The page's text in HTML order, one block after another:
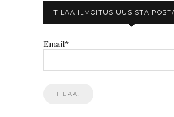
TILAA ILMOITUS UUSISTA
Email*